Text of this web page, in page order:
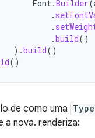
Font.Builder(
.
.
.build()
).build()
()
de como uma
a nova. renderiza: